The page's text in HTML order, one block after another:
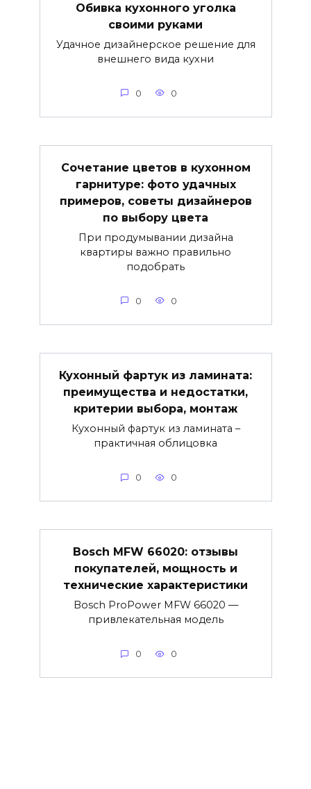
Обивка кухонного уголка
своими руками
Удачное дизайнерское решение для
внешнего вида кухни
0 0
Сочетание цветов в кухонном
гарнитуре: фото удачных
примеров, советы дизайнеров
по выбору цвета
При продумывании дизайна
квартиры важно правильно
подобрать
0 0
Кухонный фартук из ламината:
преимущества и недостатки,
критерии выбора, монтаж
Кухонный фартук из ламината –
практичная облицовка
0 0
Bosch MFW 66020: отзывы
покупателей, мощность и
технические характеристики
Bosch ProPower MFW 66020 —
привлекательная модель
0 0